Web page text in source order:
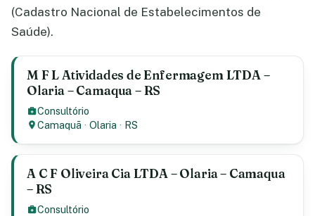
(Cadastro Nacional de Estabelecimentos de
Saúde).
M F L Atividades de Enfermagem LTDA –
Olaria – Camaqua – RS
Consultório
Camaquã ·Olaria · RS
A C F Oliveira Cia LTDA – Olaria – Camaqua
– RS
Consultório